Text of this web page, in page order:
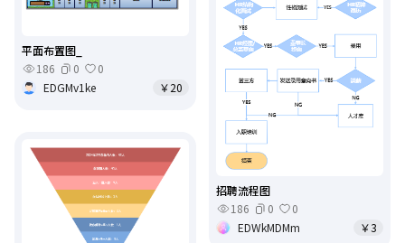
平面布置图_
186
0
0
EDGMv1ke
￥20
招聘流程图
186
0
0
EDWkMDMm
￥3